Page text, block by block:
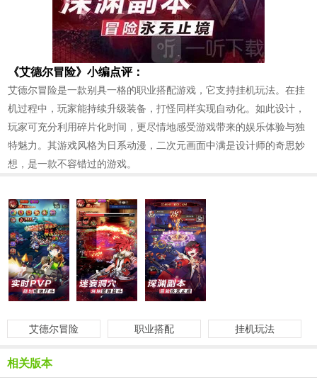
《艾德尔冒险》小编点评：
艾德尔冒险是一款别具一格的职业搭配游戏，它支持挂机玩法。在挂
机过程中，玩家能持续升级装备，打怪同样实现自动化。如此设计，
玩家可充分利用碎片化时间，更尽情地感受游戏带来的娱乐体验与独
特魅力。其游戏风格为日系动漫，二次元画面中满是设计师的奇思妙
想，是一款不容错过的游戏。
艾德尔冒险 职业搭配 挂机玩法
相关版本